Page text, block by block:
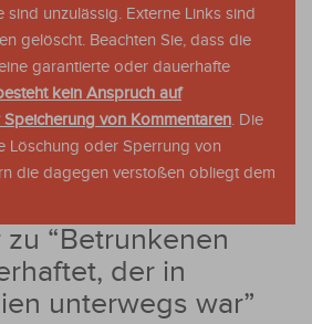
sind unzulässig. Externe Links sind
gelöscht. Beachten Sie, dass die
garantierte oder dauerhafte
kein Anspruch auf
von Kommentaren. Die
Löschung oder Sperrung von
die dagegen verstoßen obliegt dem
“Betrunkenen
der in
unterwegs war”